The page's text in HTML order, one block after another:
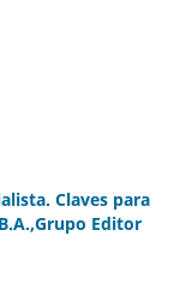
Claves para
Editor